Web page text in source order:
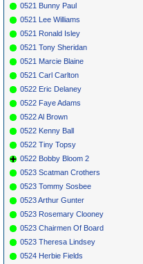
0521 Bunny Paul
0521 Lee Williams
0521 Ronald Isley
0521 Tony Sheridan
0521 Marcie Blaine
0521 Carl Carlton
0522 Eric Delaney
0522 Faye Adams
0522 Al Brown
0522 Kenny Ball
0522 Tiny Topsy
0522 Bobby Bloom 2
0523 Scatman Crothers
0523 Tommy Sosbee
0523 Arthur Gunter
0523 Rosemary Clooney
0523 Chairmen Of Board
0523 Theresa Lindsey
0524 Herbie Fields